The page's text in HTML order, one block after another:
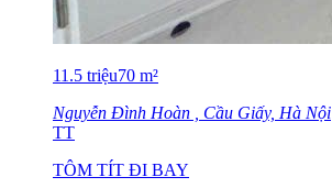
11.5 triệu70 m²
Nguyễn Đình Hoàn , Cầu Giấy, Hà Nội
TT
TÔM TÍT ĐI BAY